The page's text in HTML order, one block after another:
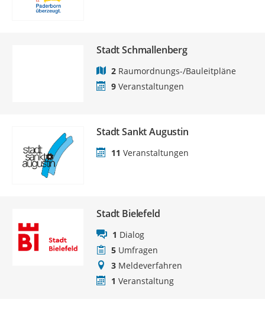
Stadt Schmallenberg
2 Raumordnungs-/Bauleitpläne
9 Veranstaltungen
Stadt Sankt Augustin
11 Veranstaltungen
Stadt Bielefeld
1 Dialog
5 Umfragen
3 Meldeverfahren
1 Veranstaltung